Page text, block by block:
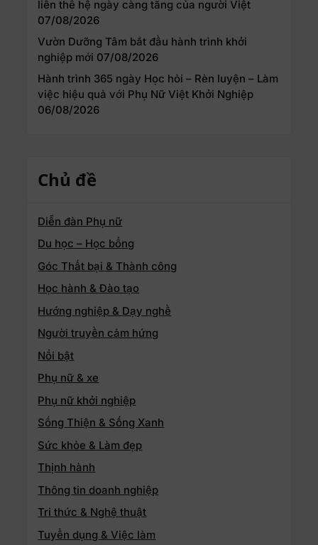
liên thế hệ ngày càng tăng của người Việt
07/08/2026
Vườn Dưỡng Tâm bắt đầu hành trình khởi
nghiệp mới 07/08/2026
Hành trình 365 ngày Học hỏi – Rèn luyện – Làm
việc hiệu quả với Phụ Nữ Việt Khởi Nghiệp
06/08/2026
Chủ đề
Diễn đàn Phụ nữ
Du học – Học bổng
Góc Thất bại & Thành công
Học hành & Đào tạo
Hướng nghiệp & Dạy nghề
Người truyền cảm hứng
Nổi bật
Phụ nữ & xe
Phụ nữ khởi nghiệp
Sống Thiện & Sống Xanh
Sức khỏe & Làm đẹp
Thịnh hành
Thông tin doanh nghiệp
Tri thức & Nghệ thuật
Tuyển dụng & Việc làm